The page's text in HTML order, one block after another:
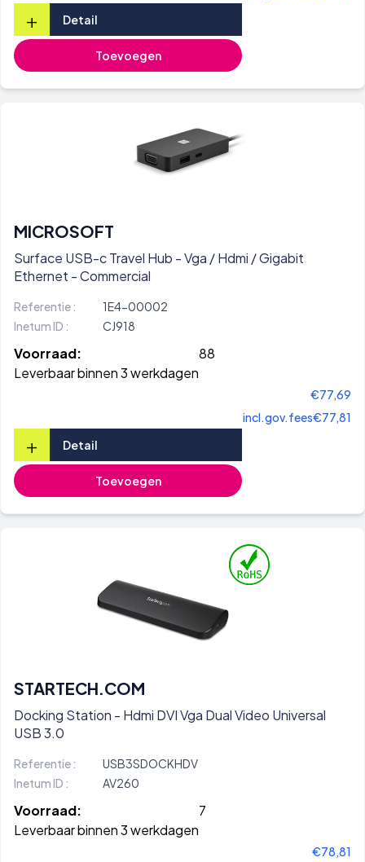
+ Detail
Toevoegen
MICROSOFT
Surface USB-c Travel Hub - Vga / Hdmi / Gigabit
Ethernet - Commercial
Referentie :
1E4-00002
Inetum ID :
CJ918
Voorraad:
88
Leverbaar binnen 3 werkdagen
€77,69
incl.gov.fees€77,81
+ Detail
Toevoegen
STARTECH.COM
Docking Station - Hdmi DVI Vga Dual Video Universal
USB 3.0
Referentie :
USB3SDOCKHDV
Inetum ID :
AV260
Voorraad:
7
Leverbaar binnen 3 werkdagen
€78,81